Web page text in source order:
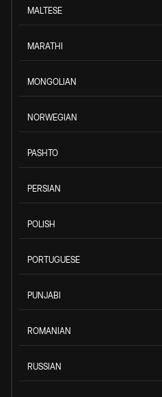
MALTESE
MARATHI
MONGOLIAN
NORWEGIAN
PASHTO
PERSIAN
POLISH
PORTUGUESE
PUNJABI
ROMANIAN
RUSSIAN